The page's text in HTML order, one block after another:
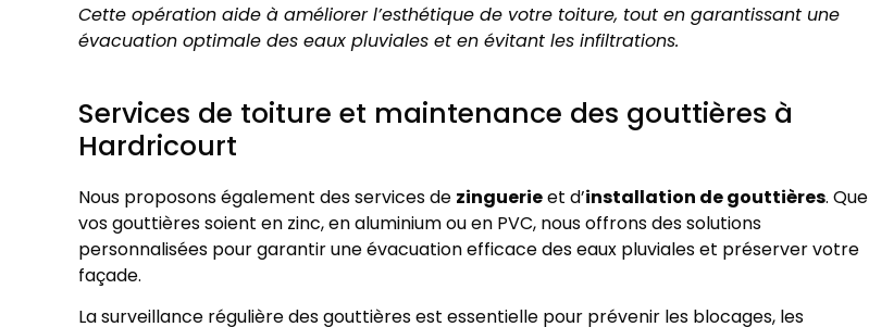
Cette opération aide à améliorer l’esthétique de votre toiture, tout en garantissant une
évacuation optimale des eaux pluviales et en évitant les infiltrations.
Services de toiture et maintenance des gouttières à
Hardricourt
Nous proposons également des services de zinguerieet d’installation de gouttières. Que
vos gouttières soient en zinc, en aluminium ou en PVC, nous offrons des solutions
personnalisées pour garantir une évacuation efficace des eaux pluviales et préserver votre
façade.
La surveillance régulière des gouttières est essentielle pour prévenir les blocages, les